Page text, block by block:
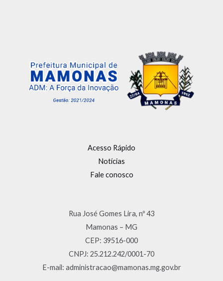
Acesso Rápido
Notícias
Fale conosco
Rua José Gomes Lira, nº 43
Mamonas – MG
CEP: 39516-000
CNPJ: 25.212.242/0001-70
E-mail: administracao@mamonas.mg.gov.br